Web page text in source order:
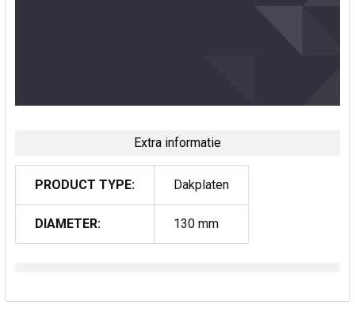
Extra informatie
PRODUCT TYPE: Dakplaten
DIAMETER: 130 mm